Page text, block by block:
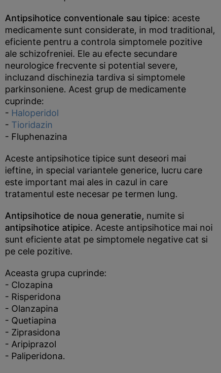
Antipsihotice conventionale sau tipice: aceste
medicamente sunt considerate, in mod traditional,
eficiente pentru a controla simptomele pozitive
ale schizofreniei. Ele au efecte secundare
neurologice frecvente si potential severe,
incluzand dischinezia tardiva si simptomele
parkinsoniene. Acest grup de medicamente
cuprinde:
- Haloperidol
- Tioridazin
- Fluphenazina
Aceste antipsihotice tipice sunt deseori mai
ieftine, in special variantele generice, lucru care
este important mai ales in cazul in care
tratamentul este necesar pe termen lung.
Antipsihotice de noua generatie, numite si
antipsihotice atipice. Aceste antipsihotice mai noi
sunt eficiente atat pe simptomele negative cat si
pe cele pozitive.
Aceasta grupa cuprinde:
- Clozapina
- Risperidona
- Olanzapina
- Quetiapina
- Ziprasidona
- Aripiprazol
- Paliperidona.